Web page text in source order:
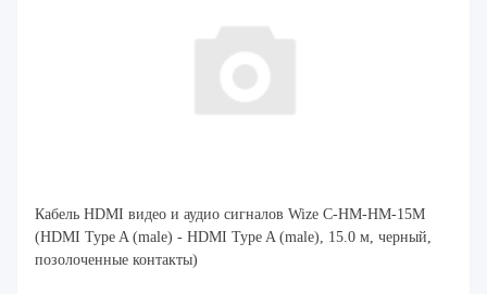
Кабель HDMI видео и аудио сигналов Wize C-HM-HM-15M
(HDMI Type A (male) - HDMI Type A (male), 15.0 м, черный,
позолоченные контакты)